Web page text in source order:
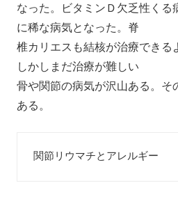
なった。ビタミンＤ欠乏性くる
に稀な病気となった。脊
椎カリエスも結核が治療できる
しかしまだ治療が難しい
骨や関節の病気が沢山ある。そ
ある。
関節リウマチとアレルギー